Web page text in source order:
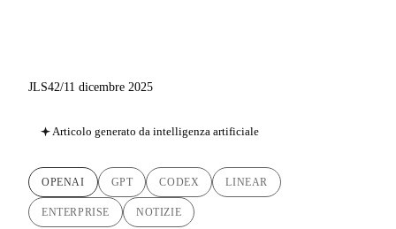
JLS42/11 dicembre 2025
Articolo generato da intelligenza artificiale
OPENAI GPT CODEX LINEAR
ENTERPRISE NOTIZIE